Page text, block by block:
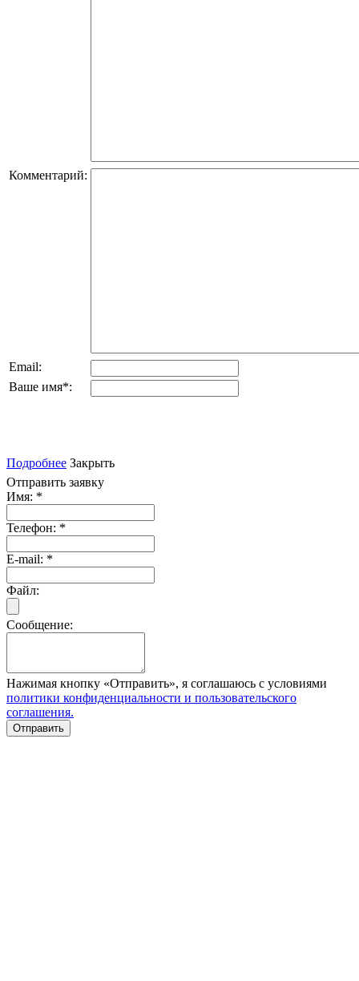
Комментарий:
Email:
Ваше имя*:
Подробнее Закрыть
Отправить заявку
Имя: *
Телефон: *
E-mail: *
Файл:
Сообщение:
Нажимая кнопку «Отправить», я соглашаюсь с условиями
политики конфиденциальности и пользовательского
соглашения.
Отправить